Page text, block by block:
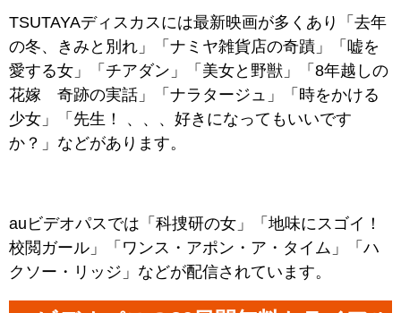
TSUTAYAディスカスには最新映画が多くあり「去年
の冬、きみと別れ」「ナミヤ雑貨店の奇蹟」「嘘を
愛する女」「チアダン」「美女と野獣」「8年越しの
花嫁 奇跡の実話」「ナラタージュ」「時をかける
少女」「先生！ 、、、好きになってもいいです
か？」などがあります。
auビデオパスでは「科捜研の女」「地味にスゴイ！
校閲ガール」「ワンス・アポン・ア・タイム」「ハ
クソー・リッジ」などが配信されています。